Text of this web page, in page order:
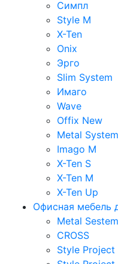
Симпл
Style M
X-Ten
Onix
Эрго
Slim System
Имаго
Wave
Offix New
Metal System
Imago M
X-Ten S
X-Ten M
X-Ten Up
Офисная мебель
Metal
CROSS
Style